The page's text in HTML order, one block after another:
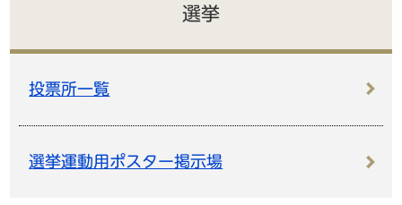
選挙
投票所一覧
選挙運動用ポスター掲示場